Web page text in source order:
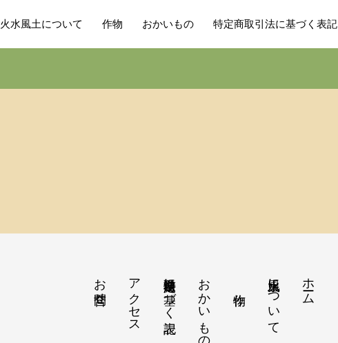
火水風土について 作物 おかいもの 特定商取引法に基づく表記
ホーム
火水風土について
おかいもの
特定商取引法に基づく表記
アクセス
お問合せ